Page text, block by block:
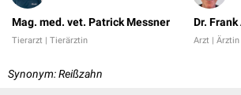
Mag. med. vet. Patrick Messner
Tierarzt | Tierärztin
Dr.
Arzt | Ärztin
Synonym: Reißzahn